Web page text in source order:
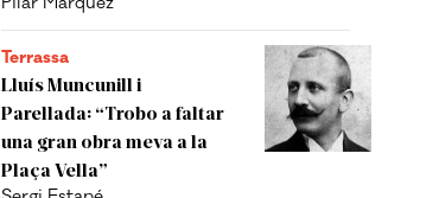
Terrassa
Lluís Muncunill i
Parellada: “Trobo a faltar
una gran obra meva a la
Plaça Vella”